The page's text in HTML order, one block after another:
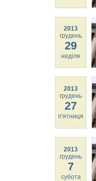
2013
грудень
29
неділя
2013
грудень
27
п'ятниця
2013
грудень
7
субота